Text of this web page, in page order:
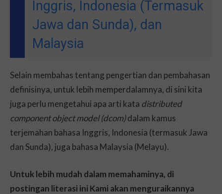
Inggris, Indonesia (Termasuk
Jawa dan Sunda), dan
Malaysia
Selain membahas tentang pengertian dan pembahasan
definisinya, untuk lebih memperdalamnya, di sini kita
juga perlu mengetahui apa arti kata distributed
component object model (dcom)dalam kamus
terjemahan bahasa Inggris, Indonesia (termasuk Jawa
dan Sunda), juga bahasa Malaysia (Melayu).
Untuk lebih mudah dalam memahaminya, di
postingan literasi ini Kami akan menguraikannya